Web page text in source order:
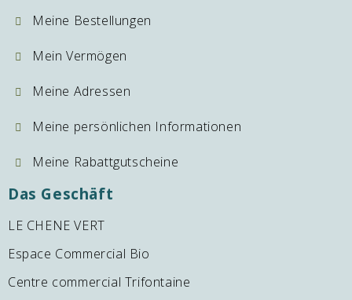
Meine Bestellungen
Mein Vermögen
Meine Adressen
Meine persönlichen Informationen
Meine Rabattgutscheine
Das Geschäft
LE CHENE VERT
Espace Commercial Bio
Centre commercial Trifontaine